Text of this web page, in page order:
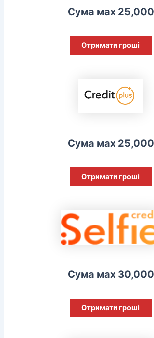
Сума мах 25,000
Отримати гроші
Сума мах 25,000
Отримати гроші
Сума мах 30,000
Отримати гроші